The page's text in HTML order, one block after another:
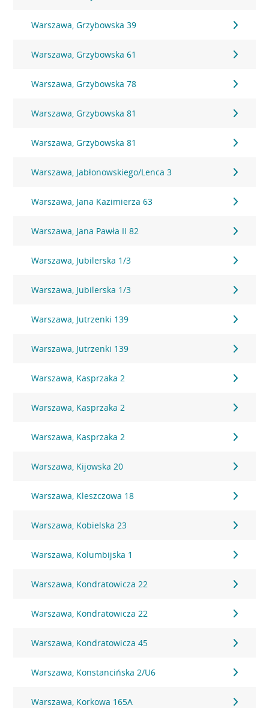
Warszawa, Grzybowska 39
Warszawa, Grzybowska 61
Warszawa, Grzybowska 78
Warszawa, Grzybowska 81
Warszawa, Grzybowska 81
Warszawa, Jabłonowskiego/Lenca 3
Warszawa, Jana Kazimierza 63
Warszawa, Jana Pawła II 82
Warszawa, Jubilerska 1/3
Warszawa, Jubilerska 1/3
Warszawa, Jutrzenki 139
Warszawa, Jutrzenki 139
Warszawa, Kasprzaka 2
Warszawa, Kasprzaka 2
Warszawa, Kasprzaka 2
Warszawa, Kijowska 20
Warszawa, Kleszczowa 18
Warszawa, Kobielska 23
Warszawa, Kolumbijska 1
Warszawa, Kondratowicza 22
Warszawa, Kondratowicza 22
Warszawa, Kondratowicza 45
Warszawa, Konstancińska 2/U6
Warszawa, Korkowa 165A